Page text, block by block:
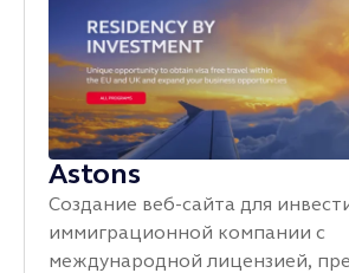
Astons
Создание веб-сайта для
иммиграционной компании с
международной лицензией,